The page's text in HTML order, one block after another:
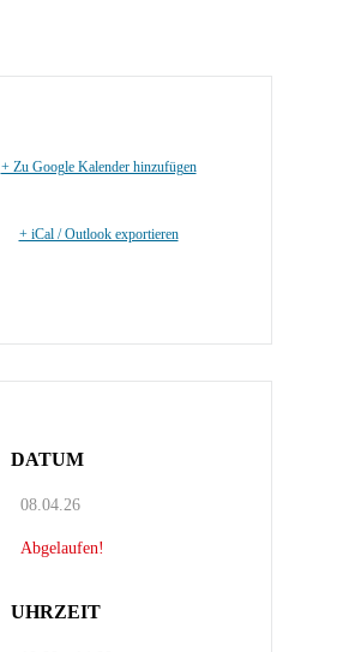
+ Zu Google Kalender hinzufügen
+ iCal / Outlook exportieren
DATUM
08.04.26
Abgelaufen!
UHRZEIT